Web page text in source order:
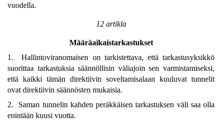
vuodella.
12 artikla
Määräaikaistarkastukset
1. Hallintoviranomaisen on tarkistettava, että tarkastusyksikkö
suorittaa tarkastuksia säännöllisin väliajoin sen varmistamiseksi,
että kaikki tämän direktiivin soveltamisalaan kuuluvat tunnelit
ovat direktiivin säännösten mukaisia.
2. Saman tunnelin kahden peräkkäisen tarkastuksen väli saa olla
enintään kuusi vuotta.